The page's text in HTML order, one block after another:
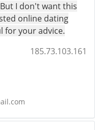
I don't want this
online dating
for your advice.
185.73.103.161